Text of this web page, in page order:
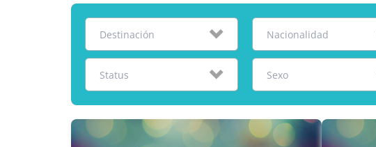
Destinación Nacionalidad
Status Sexo